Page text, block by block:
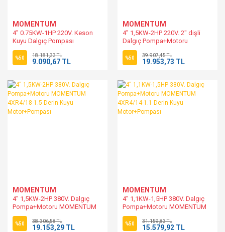
MOMENTUM
4'' 0.75KW-1HP 220V. Keson
Kuyu Dalgıç Pompası
MOMENTUM 4SPM100
%50 18.181,33 TL
9.090,67 TL
MOMENTUM
4'' 1,5KW-2HP 220V. 2'' dişli
Dalgıç Pompa+Motoru
MOMENTUM 4XRm8/12-1.5
Derin Kuyu Motor+Pompası
%50 39.907,45 TL
19.953,73 TL
MOMENTUM
4'' 1,5KW-2HP 380V. Dalgıç
Pompa+Motoru MOMENTUM
4XR4/18-1.5 Derin Kuyu
Motor+Pompası
%50 38.306,58 TL
19.153,29 TL
MOMENTUM
4'' 1,1KW-1,5HP 380V. Dalgıç
Pompa+Motoru MOMENTUM
4XR4/14-1.1 Derin Kuyu
Motor+Pompası
%50 31.159,83 TL
15.579,92 TL